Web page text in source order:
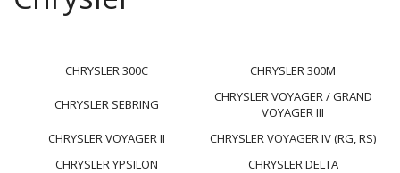
CHRYSLER 300C CHRYSLER 300M
CHRYSLER SEBRING
CHRYSLER VOYAGER / GRAND
VOYAGER III
CHRYSLER VOYAGER II
CHRYSLER VOYAGER IV (RG, RS)
CHRYSLER YPSILON
CHRYSLER DELTA